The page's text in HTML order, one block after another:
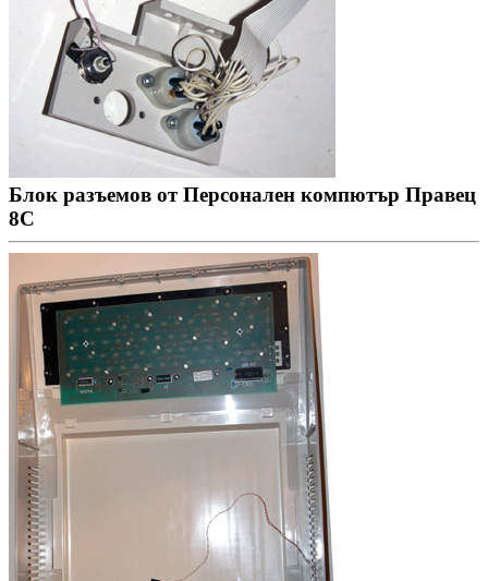
Блок разъемов от Персонален компютър Правец
8С